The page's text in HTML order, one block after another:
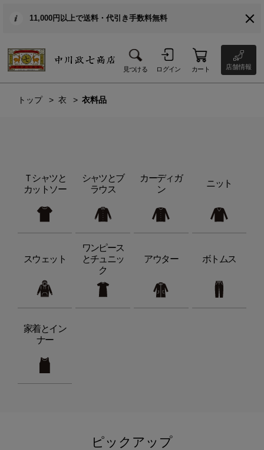
11,000円以上で送料・代引き手数料無料
見つける ログイン カート 店舗情報
トップ 衣 衣料品
Ｔシャツと
カットソー
シャツとブ
ラウス
カーディガ
ン
ニット
スウェット
ワンピース
とチュニッ
ク
アウター ボトムス
家着とイン
ナー
ピックアップ